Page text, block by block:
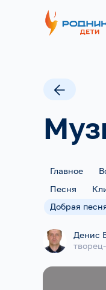
Главное
Песня
Добрая
Денис